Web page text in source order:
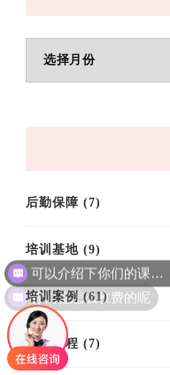
后勤保障 (7)
培训基地 (9)
培训案例(61)
培训课程 (7)
你们是怎么收费的呢